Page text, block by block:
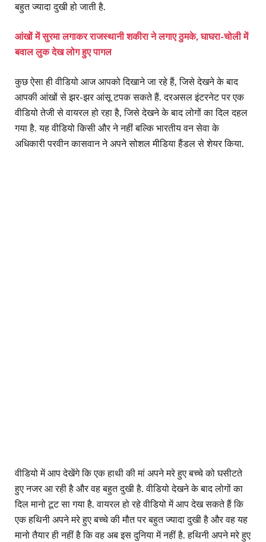
बहुत ज्यादा दुखी हो जाती है.
आंखों में सुरमा लगाकर राजस्थानी शकीरा ने लगाए ठुमके, घाघरा-चोली में
बवाल लुक देख लोग हुए पागल
कुछ ऐसा ही वीडियो आज आपको दिखाने जा रहे हैं, जिसे देखने के बाद
आपकी आंखों से झर-झर आंसू टपक सकते हैं. दरअसल इंटरनेट पर एक
वीडियो तेजी से वायरल हो रहा है, जिसे देखने के बाद लोगों का दिल दहल
गया है. यह वीडियो किसी और ने नहीं बल्कि भारतीय वन सेवा के
अधिकारी परवीन कासवान ने अपने सोशल मीडिया हैंडल से शेयर किया.
वीडियो में आप देखेंगे कि एक हाथी की मां अपने मरे हुए बच्चे को घसीटते
हुए नजर आ रही है और वह बहुत दुखी है. वीडियो देखने के बाद लोगों का
दिल मानो टूट सा गया है. वायरल हो रहे वीडियो में आप देख सकते हैं कि
एक हथिनी अपने मरे हुए बच्चे की मौत पर बहुत ज्यादा दुखी है और वह यह
मानो तैयार ही नहीं है कि वह अब इस दुनिया में नहीं है. हथिनी अपने मरे हुए